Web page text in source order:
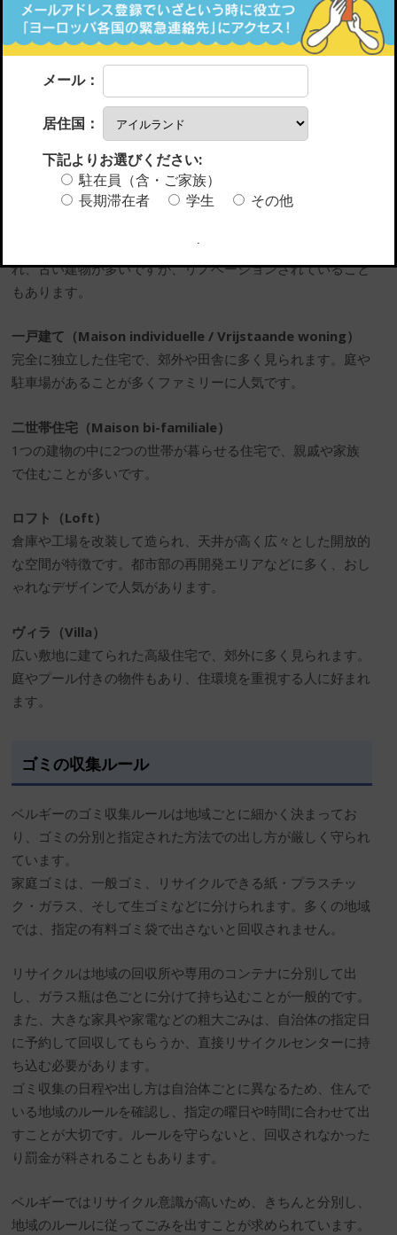
家の種類
アパート（Appartement）
都市部で最も一般的な住まいです。1つの建物に複数の世帯
が入っている集合住宅で、賃貸・分譲どちらもあります。エ
レベーターや共用設備があることも多く、便利な立地にある
のが特徴です。
タウンハウス（Maison de rangée / Rijhuis）
す。ブリュッセルやアントワープなどの都市部によく見ら
れ、古い建物が多いですが、リノベーションされていること
もあります。
一戸建て（Maison individuelle / Vrijstaande woning）
完全に独立した住宅で、郊外や田舎に多く見られます。庭や
駐車場があることが多くファミリーに人気です。
二世帯住宅（Maison bi-familiale）
1つの建物の中に2つの世帯が暮らせる住宅で、親戚や家族
で住むことが多いです。
ロフト（Loft）
倉庫や工場を改装して造られ、天井が高く広々とした開放的
な空間が特徴です。都市部の再開発エリアなどに多く、おし
ゃれなデザインで人気があります。
ヴィラ（Villa）
広い敷地に建てられた高級住宅で、郊外に多く見られます。
庭やプール付きの物件もあり、住環境を重視する人に好まれ
ます。
ゴミの収集ルール
ベルギーのゴミ収集ルールは地域ごとに細かく決まってお
り、ゴミの分別と指定された方法での出し方が厳しく守られ
ています。
家庭ゴミは、一般ゴミ、リサイクルできる紙・プラスチッ
ク・ガラス、そして生ゴミなどに分けられます。多くの地域
では、指定の有料ゴミ袋で出さないと回収されません。
リサイクルは地域の回収所や専用のコンテナに分別して出
し、ガラス瓶は色ごとに分けて持ち込むことが一般的です。
また、大きな家具や家電などの粗大ごみは、自治体の指定日
に予約して回収してもらうか、直接リサイクルセンターに持
ち込む必要があります。
ゴミ収集の日程や出し方は自治体ごとに異なるため、住んで
いる地域のルールを確認し、指定の曜日や時間に合わせて出
すことが大切です。ルールを守らないと、回収されなかった
り罰金が科されることもあります。
ベルギーではリサイクル意識が高いため、きちんと分別し、
地域のルールに従ってごみを出すことが求められています。
メール：
居住国：
下記よりお選びください:
駐在員（含・ご家族）
長期滞在者
学生 その他